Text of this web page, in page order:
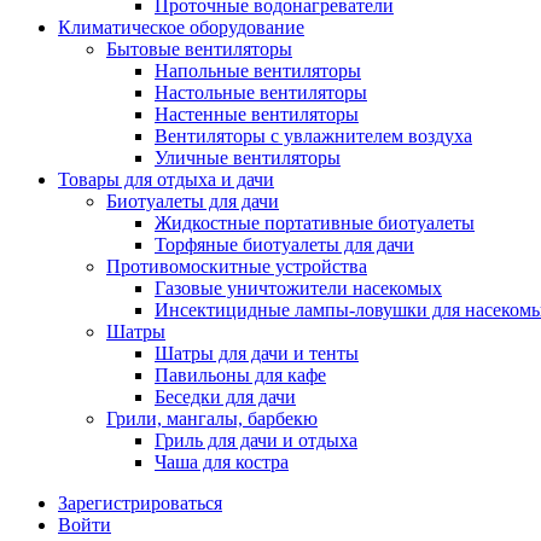
Проточные водонагреватели
Климатическое оборудование
Бытовые вентиляторы
Напольные вентиляторы
Настольные вентиляторы
Настенные вентиляторы
Вентиляторы с увлажнителем воздуха
Уличные вентиляторы
Товары для отдыха и дачи
Биотуалеты для дачи
Жидкостные портативные биотуалеты
Торфяные биотуалеты для дачи
Противомоскитные устройства
Газовые уничтожители насекомых
Инсектицидные лампы-ловушки для
Шатры
Шатры для дачи и тенты
Павильоны для кафе
Беседки для дачи
Грили, мангалы, барбекю
Гриль для дачи и отдыха
Чаша для костра
Зарегистрироваться
Войти